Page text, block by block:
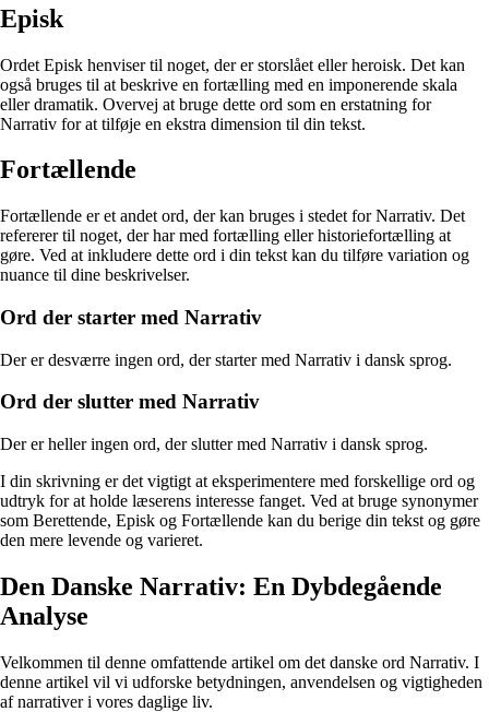
Episk
Ordet Episk henviser til noget, der er storslået eller heroisk. Det kan
også bruges til at beskrive en fortælling med en imponerende skala
eller dramatik. Overvej at bruge dette ord som en erstatning for
Narrativ for at tilføje en ekstra dimension til din tekst.
Fortællende
Fortællende er et andet ord, der kan bruges i stedet for Narrativ. Det
refererer til noget, der har med fortælling eller historiefortælling at
gøre. Ved at inkludere dette ord i din tekst kan du tilføre variation og
nuance til dine beskrivelser.
Ord der starter med Narrativ
Der er desværre ingen ord, der starter med Narrativ i dansk sprog.
Ord der slutter med Narrativ
Der er heller ingen ord, der slutter med Narrativ i dansk sprog.
I din skrivning er det vigtigt at eksperimentere med forskellige ord og
udtryk for at holde læserens interesse fanget. Ved at bruge synonymer
som Berettende, Episk og Fortællende kan du berige din tekst og gøre
den mere levende og varieret.
Den Danske Narrativ: En Dybdegående
Analyse
Velkommen til denne omfattende artikel om det danske ord Narrativ. I
denne artikel vil vi udforske betydningen, anvendelsen og vigtigheden
af narrativer i vores daglige liv.